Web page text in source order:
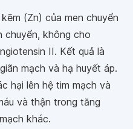
(Zn) của men chuyển
chuyển, không cho
II. Kết quả là
mạch và hạ huyết áp.
hại lên hệ tim mạch và
và thận trong tăng
khác.